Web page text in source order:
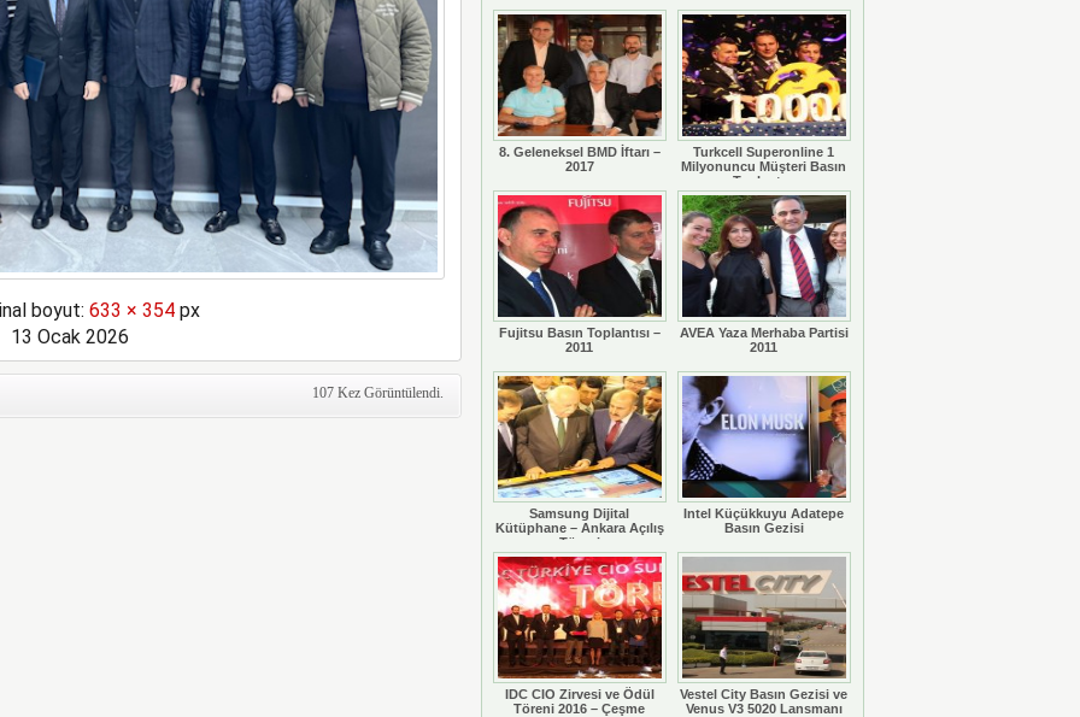
boyut: 633 × 354px
13 Ocak 2026
107 Kez Görüntülendi.
8. Geleneksel BMD İftarı –
2017
Turkcell Superonline 1
Milyonuncu Müşteri Basın
Toplantısı
Fujitsu Basın Toplantısı –
2011
AVEA Yaza Merhaba Partisi
2011
Samsung Dijital
Kütüphane – Ankara Açılış
Töreni
Intel Küçükkuyu Adatepe
Basın Gezisi
IDC CIO Zirvesi ve Ödül
Töreni 2016 – Çeşme
Vestel City Basın Gezisi ve
Venus V3 5020 Lansmanı